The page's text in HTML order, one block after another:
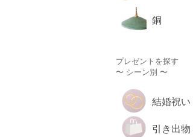
銅
プレゼントを探す
〜 シーン別 〜
結婚祝い
引き出物